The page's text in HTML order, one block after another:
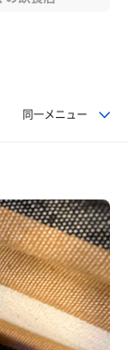
同一メニュー